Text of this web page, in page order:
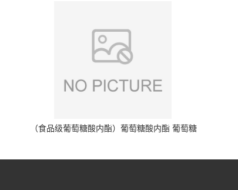
（食品级葡萄糖酸内酯）葡萄糖酸内酯 葡萄糖